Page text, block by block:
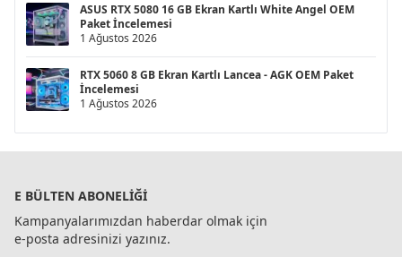
ASUS RTX 5080 16 GB Ekran Kartlı White Angel OEM
Paket İncelemesi
1 Ağustos 2026
RTX 5060 8 GB Ekran Kartlı Lancea - AGK OEM Paket
İncelemesi
1 Ağustos 2026
E BÜLTEN ABONELIĞI
Kampanyalarımızdan haberdar olmak için
e-posta adresinizi yazınız.